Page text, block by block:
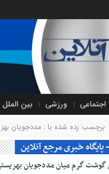
اجتماعی ورزشی بین الملل
برچسب زده شده با : مددجویان
خبری مرجع آنلاین